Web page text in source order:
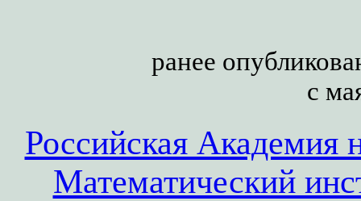
ранее
с
Российская Академия
Математический